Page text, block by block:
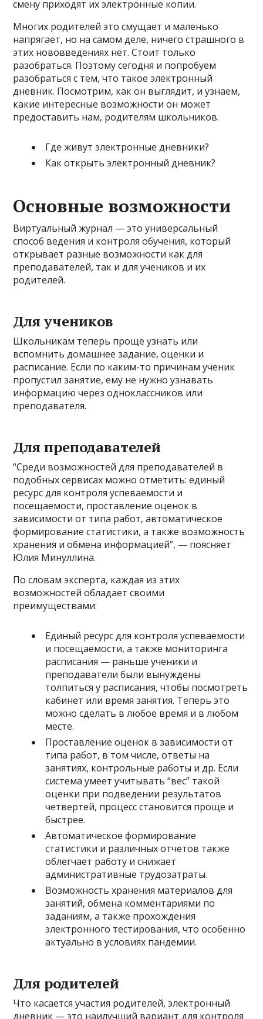
смену приходят их электронные копии.
Многих родителей это смущает и маленько
напрягает, но на самом деле, ничего страшного в
этих нововведениях нет. Стоит только
разобраться. Поэтому сегодня и попробуем
разобраться с тем, что такое электронный
дневник. Посмотрим, как он выглядит, и узнаем,
какие интересные возможности он может
предоставить нам, родителям школьников.
Где живут электронные дневники?
Как открыть электронный дневник?
Основные возможности
Виртуальный журнал — это универсальный
способ ведения и контроля обучения, который
открывает разные возможности как для
преподавателей, так и для учеников и их
родителей.
Для учеников
Школьникам теперь проще узнать или
вспомнить домашнее задание, оценки и
расписание. Если по каким-то причинам ученик
пропустил занятие, ему не нужно узнавать
информацию через одноклассников или
преподавателя.
Для преподавателей
“Среди возможностей для преподавателей в
подобных сервисах можно отметить: единый
ресурс для контроля успеваемости и
посещаемости, проставление оценок в
зависимости от типа работ, автоматическое
формирование статистики, а также возможность
хранения и обмена информацией”, — поясняет
Юлия Минуллина.
По словам эксперта, каждая из этих
возможностей обладает своими
преимуществами:
Единый ресурс для контроля успеваемости
и посещаемости, а также мониторинга
расписания — раньше ученики и
преподаватели были вынуждены
толпиться у расписания, чтобы посмотреть
кабинет или время занятия. Теперь это
можно сделать в любое время и в любом
месте.
Проставление оценок в зависимости от
типа работ, в том числе, ответы на
занятиях, контрольные работы и др. Если
система умеет учитывать “вес” такой
оценки при подведении результатов
четвертей, процесс становится проще и
быстрее.
Автоматическое формирование
статистики и различных отчетов также
облегчает работу и снижает
административные трудозатраты.
Возможность хранения материалов для
занятий, обмена комментариями по
заданиям, а также прохождения
электронного тестирования, что особенно
актуально в условиях пандемии.
Для родителей
Что касается участия родителей, электронный
дневник — это наилучший вариант для контроля